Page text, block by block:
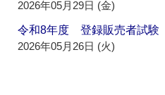
2026年05月29日 (金)
令和8年度 登録販売者試
2026年05月26日 (火)